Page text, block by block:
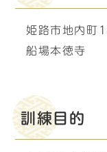
姫路市地内町
船場本徳寺
訓練目的